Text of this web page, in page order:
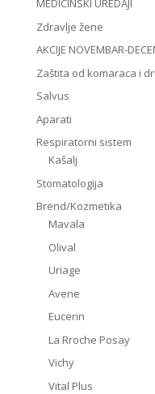
MEDICINSKI UREDAJI
Zdravlje žene
AKCIJE NOVEMBAR-
Zaštita od komaraca i
Salvus
Aparati
Respiratorni sistem
Kašalj
Stomatologija
Brend/Kozmetika
Mavala
Olival
Uriage
Avene
Eucerin
La Rroche Posay
Vichy
Vital Plus